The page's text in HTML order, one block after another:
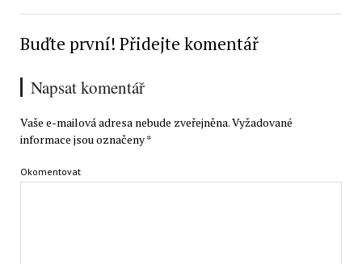
Buďte první! Přidejte komentář
Napsat komentář
Vaše e-mailová adresa nebude zveřejněna.Vyžadované
informace jsou označeny*
Okomentovat